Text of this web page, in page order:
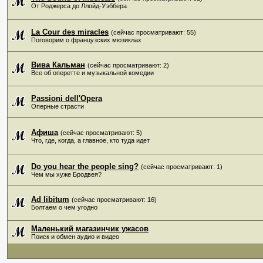
От Роджерса до Ллойд-Уэббера
La Cour des miracles (сейчас просматривают: 55)
Поговорим о французских мюзиклах
Вива Кальман (сейчас просматривают: 2)
Все об оперетте и музыкальной комедии
Рassioni dell'Opera
Оперные страсти
Афиша (сейчас просматривают: 5)
Что, где, когда, а главное, кто туда идет
Do you hear the people sing? (сейчас просматривают: 1)
Чем мы хуже Бродвея?
Ad libitum (сейчас просматривают: 16)
Болтаем о чем угодно
Маленький магазинчик ужасов
Поиск и обмен аудио и видео